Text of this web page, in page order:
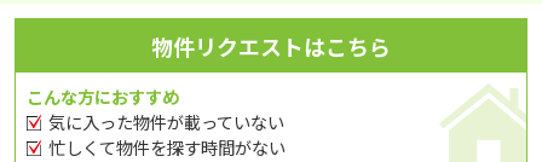
物件リクエストはこちら
こんな方におすすめ
気に入った物件が載っていない
忙しくて物件を探す時間がない